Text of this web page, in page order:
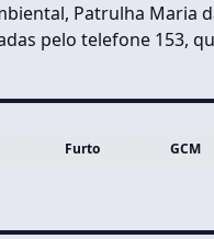
Patrulha Maria
pelo telefone 153,
Furto GCM